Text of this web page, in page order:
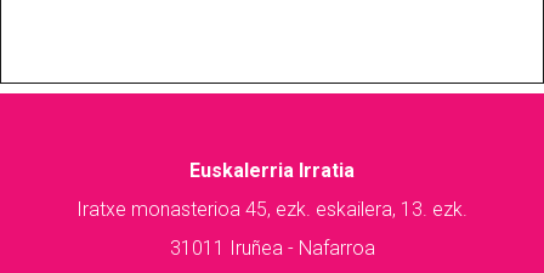
Euskalerria Irratia
Iratxe monasterioa 45, ezk. eskailera, 13. ezk.
31011 Iruñea - Nafarroa